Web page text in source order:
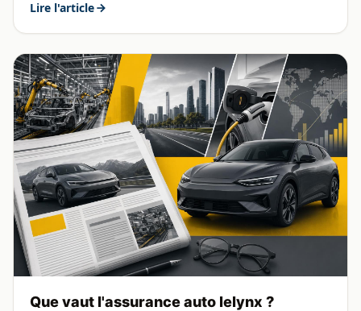
Lire l'article
Que vaut l'assurance auto lelynx ?